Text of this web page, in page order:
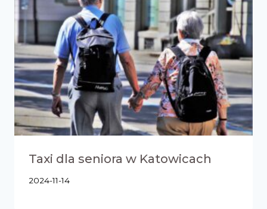
Taxi dla seniora w Katowicach
2024-11-14